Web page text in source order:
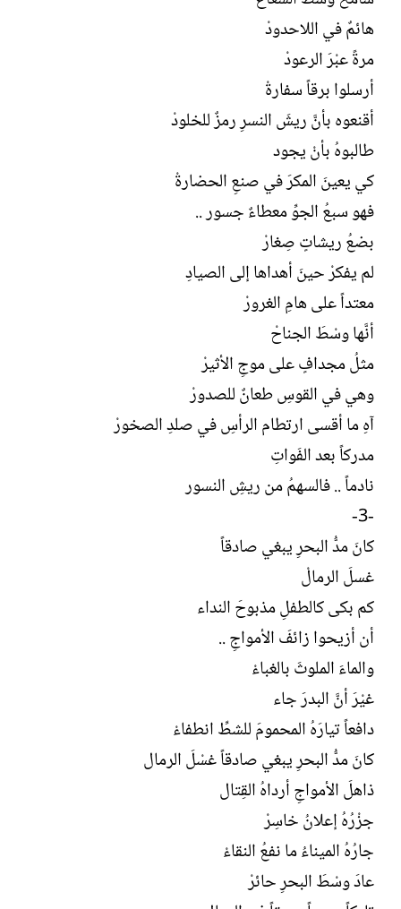
هائمٌ في اللاحدودْ
مرةً عبْرَ الرعودْ
أرسلوا برقاً سفارةْ
أقنعوه بأنَّ ريشَ النسرِ رمزٌ للخلودْ
طالبوهُ بأنْ يجود
كي يعينَ المكرَ في صنعِ الحضارةْ
فهو سبعُ الجوِّ معطاءٌ جسور ..
بضعُ ريشاتٍ صِغارْ
لم يفكرْ حينَ أهداها إلى الصيادِ
معتداً على هامِ الغرورْ
أنَّها وسْطَ الجناحْ
مثلُ مجدافٍ على موجِ الأثيرْ
وهي في القوسِ طعانٌ للصدورْ
آهِ ما أقسى ارتطام الرأسِ في صلدِ الصخورْ
مدركاً بعد الفَواتِ
نادماً .. فالسهمُ من ريشِ النسور
-3-
كانَ مدُّ البحرِ يبغي صادقاً
غسلَ الرمالْ
كم بكى كالطفلِ مذبوحَ النداء
أن أزيحوا زائفَ الأمواجِ ..
والماءَ الملوثَ بالغباءْ
غيْرَ أنَّ البدرَ جاء
دافعاً تيارَهُ المحمومَ للشطِّ انطفاءْ
كانَ مدُّ البحرِ يبغي صادقاً غسْلَ الرمال
ذاهلَ الأمواجِ أرداهُ القِتال
جزْرُهُ إعلانُ خاسِرْ
جارُهُ الميناءُ ما نفعُ النقاءْ
عادَ وسْطَ البحرِ حائرْ